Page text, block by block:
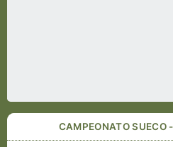
CAMPEONATO SUECO